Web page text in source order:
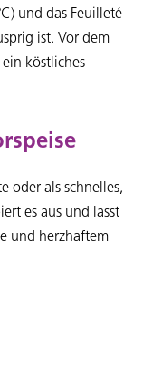
und das Feuilleté
ist. Vor dem
köstliches
oder als schnelles,
es aus und lasst
und herzhaftem